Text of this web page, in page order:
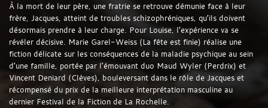
À la mort de leur père, une fratrie se retrouve démunie face à leur
frère, Jacques, atteint de troubles schizophréniques, qu’ils doivent
désormais prendre à leur charge. Pour Louise, l’expérience va se
révéler décisive. Marie Garel-Weiss (La fête est finie) réalise une
fiction délicate sur les conséquences de la maladie psychique au sein
d’une famille, portée par l’émouvant duo Maud Wyler (Perdrix) et
Vincent Deniard (Clèves), bouleversant dans le rôle de Jacques et
récompensé du prix de la meilleure interprétation masculine au
dernier Festival de la Fiction de La Rochelle.